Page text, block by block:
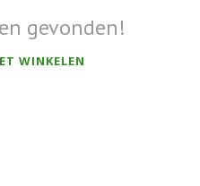
gevonden!
WINKELEN